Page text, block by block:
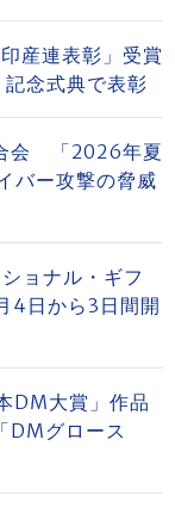
産連表彰」受賞
念式典で表彰
会 「2026年夏
バー攻撃の脅威
ョナル・ギフ
4日から3日間開
DM大賞」作品
グロース